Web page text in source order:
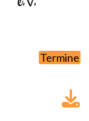
Termine